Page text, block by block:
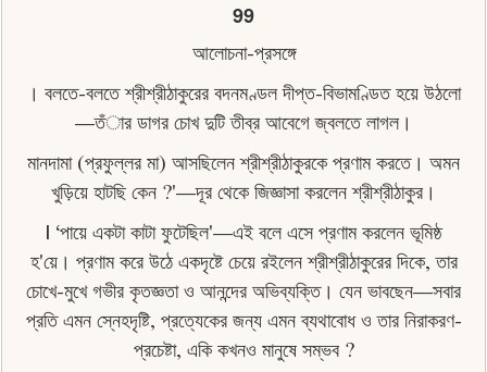
99
আলােচনা-প্রসঙ্গে
। বলতে-বলতে শ্রীশ্রীঠাকুরের বদনমণ্ডল দীপ্ত-বিভামণ্ডিত হয়ে উঠলাে
—তঁার ডাগর চোখ দুটি তীব্র আবেগে জ্বলতে লাগল।
মানদামা (প্রফুল্লর মা) আসছিলেন শ্রীশ্রীঠাকুরকে প্রণাম করতে। অমন
খুড়িয়ে হাটছি কেন ?'—দূর থেকে জিজ্ঞাসা করলেন শ্রীশ্রীঠাকুর।
| ‘পায়ে একটা কাটা ফুটেছিল'—এই বলে এসে প্রণাম করলেন ভূমিষ্ঠ
হ'য়ে। প্রণাম করে উঠে একদৃষ্টে চেয়ে রইলেন শ্রীশ্রীঠাকুরের দিকে, তার
চোখে-মুখে গভীর কৃতজ্ঞতা ও আনন্দের অভিব্যক্তি। যেন ভাবছেন—সবার
প্রতি এমন স্নেহদৃষ্টি, প্রত্যেকের জন্য এমন ব্যথাবোধ ও তার নিরাকরণ-
প্রচেষ্টা, একি কখনও মানুষে সম্ভব ?